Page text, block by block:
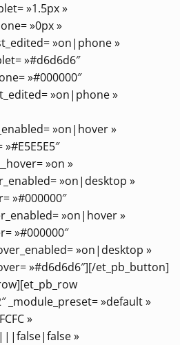
»1.5px »
»0px »
»on|phone »
»#d6d6d6″
»#000000″
»on|phone »
»on|hover »
»on »
»on|desktop »
»#000000″
»on|hover »
»#000000″
»on|desktop »
»#d6d6d6″][/et_pb_button]
_module_preset= »default »
»
»